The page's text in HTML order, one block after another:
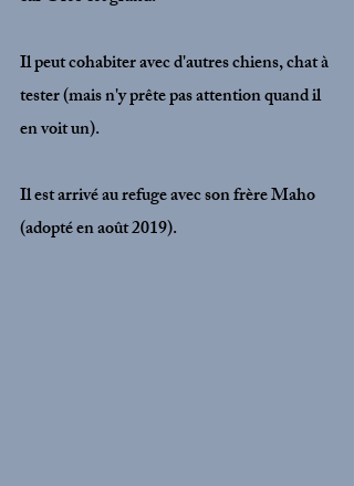
Il peut cohabiter avec d'autres chiens, chat à
tester (mais n'y prête pas attention quand il
en voit un).
Il est arrivé au refuge avec son frère Maho
(adopté en août 2019).